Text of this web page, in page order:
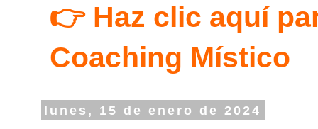
👉 Haz clic aquí
Coaching Místico
lunes, 15 de enero de 2024